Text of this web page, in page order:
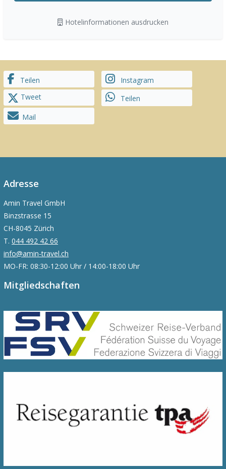
Hotelinformationen ausdrucken
Teilen
Instagram
Tweet
Teilen
Mail
Adresse
Amin Travel GmbH
Binzstrasse 15
CH-8045 Zürich
T. 044 492 42 66
info@amin-travel.ch
MO-FR: 08:30-12:00 Uhr / 14:00-18:00 Uhr
Mitgliedschaften